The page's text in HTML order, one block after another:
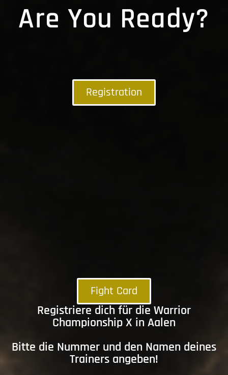
Are You Ready?
Registration
Fight Card
Registriere dich für die Warrior
Championship X in Aalen
Bitte die Nummer und den Namen deines
Trainers angeben!